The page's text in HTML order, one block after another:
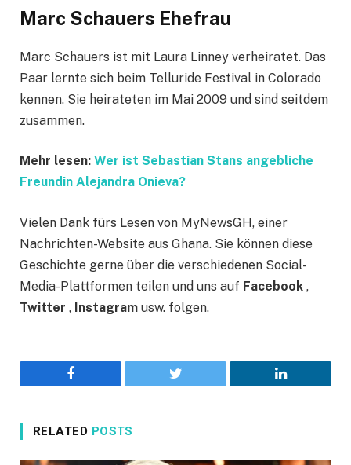
Marc Schauers Ehefrau
Marc Schauers ist mit Laura Linney verheiratet. Das
Paar lernte sich beim Telluride Festival in Colorado
kennen. Sie heirateten im Mai 2009 und sind seitdem
zusammen.
Mehr lesen: Wer ist Sebastian Stans angebliche
Freundin Alejandra Onieva?
Vielen Dank fürs Lesen von MyNewsGH, einer
Nachrichten-Website aus Ghana. Sie können diese
Geschichte gerne über die verschiedenen Social-
Media-Plattformen teilen und uns auf Facebook ,
Twitter , Instagram usw. folgen.
Facebook Twitter LinkedIn
RELATED POSTS